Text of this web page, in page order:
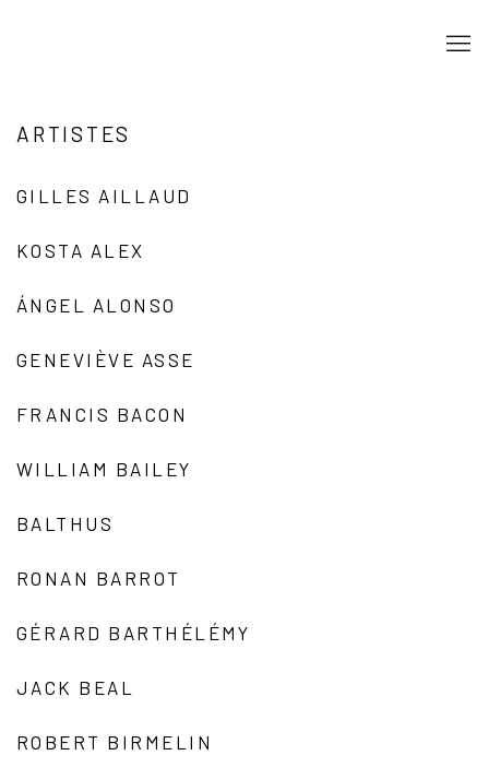
ARTISTES
GILLES AILLAUD
KOSTA ALEX
ÁNGEL ALONSO
GENEVIÈVE ASSE
FRANCIS BACON
WILLIAM BAILEY
BALTHUS
RONAN BARROT
GÉRARD BARTHÉLÉMY
JACK BEAL
ROBERT BIRMELIN